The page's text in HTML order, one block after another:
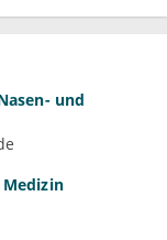
und